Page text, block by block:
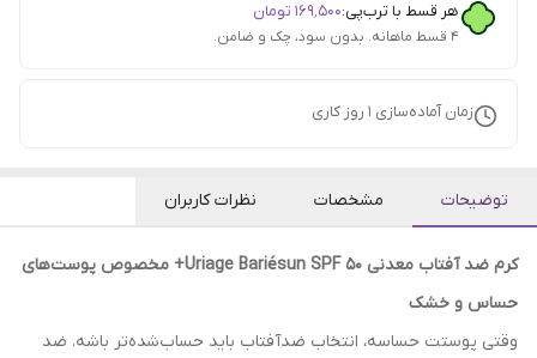
هر قسط با ترب‌پی:۱۶۹٬۵۰۰ تومان
۴ قسط ماهانه. بدون سود، چک و ضامن.
زمان آماده‌سازی 1 روز کاری
توضیحات مشخصات نظرات کاربران
کرم ضد آفتاب معدنی Uriage Bariésun SPF 50+ مخصوص پوست‌های
حساس و خشک
وقتی پوستت حساسه، انتخاب ضدآفتاب باید حساب‌شده‌تر باشه. ضد